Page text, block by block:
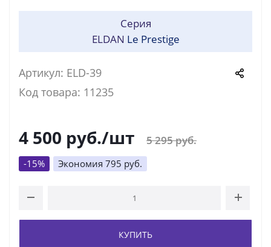
Артикул: ELD-39
Код товара: 11235
Серия
ELDAN Le Prestige
4 500 руб./шт 5 295руб.
-15% Экономия 795 руб.
КУПИТЬ